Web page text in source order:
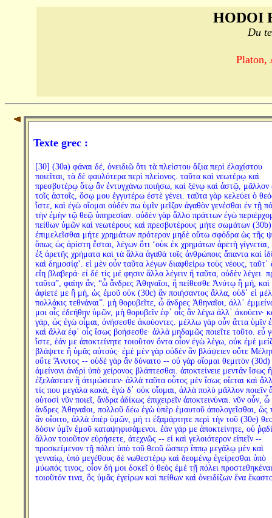
HODOI
Du
Platon,
Texte grec :
[30] (30a) φάναι δέ, ὀνειδιῶ ὅτι τὰ πλείστου ἄξια περὶ ἐλαχίστου
ποιεῖται, τὰ δὲ φαυλότερα περὶ πλείονος. ταῦτα καὶ νεωτέρῳ καὶ
πρεσβυτέρῳ ὅτῳ ἂν ἐντυγχάνω ποιήσω, καὶ ξένῳ καὶ ἀστῷ, μᾶλλον
τοῖς ἀστοῖς, ὅσῳ μου ἐγγυτέρω ἐστὲ γένει. ταῦτα γὰρ κελεύει ὁ
ἴστε, καὶ ἐγὼ οἴομαι οὐδέν πω ὑμῖν μεῖζον ἀγαθὸν γενέσθαι ἐν τῇ
τὴν ἐμὴν τῷ θεῷ ὑπηρεσίαν. οὐδὲν γὰρ ἄλλο πράττων ἐγὼ
πείθων ὑμῶν καὶ νεωτέρους καὶ πρεσβυτέρους μήτε σωμάτων (30b)
ἐπιμελεῖσθαι μήτε χρημάτων πρότερον μηδὲ οὕτω σφόδρα ὡς τῆς
ὅπως ὡς ἀρίστη ἔσται, λέγων ὅτι ‘οὐκ ἐκ χρημάτων ἀρετὴ γίγνεται,
ἐξ ἀρετῆς χρήματα καὶ τὰ ἄλλα ἀγαθὰ τοῖς ἀνθρώποις ἅπαντα καὶ
καὶ δημοσίᾳ’. εἰ μὲν οὖν ταῦτα λέγων διαφθείρω τοὺς νέους, ταῦτ᾽
εἴη βλαβερά· εἰ δέ τίς μέ φησιν ἄλλα λέγειν ἢ ταῦτα, οὐδὲν λέγει.
ταῦτα”, φαίην ἄν, “ὦ ἄνδρες Ἀθηναῖοι, ἢ πείθεσθε Ἀνύτῳ ἢ μή, καὶ
ἀφίετέ με ἢ μή, ὡς ἐμοῦ οὐκ (30c) ἂν ποιήσαντος ἄλλα, οὐδ᾽ εἰ
πολλάκις τεθνάναι”. μὴ θορυβεῖτε, ὦ ἄνδρες Ἀθηναῖοι, ἀλλ᾽
μοι οἷς ἐδεήθην ὑμῶν, μὴ θορυβεῖν ἐφ᾽ οἷς ἂν λέγω ἀλλ᾽ ἀκούειν·
γάρ, ὡς ἐγὼ οἶμαι, ὀνήσεσθε ἀκούοντες. μέλλω γὰρ οὖν ἄττα ὑμῖν
καὶ ἄλλα ἐφ᾽ οἷς ἴσως βοήσεσθε· ἀλλὰ μηδαμῶς ποιεῖτε τοῦτο. εὖ
ἴστε, ἐάν με ἀποκτείνητε τοιοῦτον ὄντα οἷον ἐγὼ λέγω, οὐκ ἐμὲ
βλάψετε ἢ ὑμᾶς αὐτούς· ἐμὲ μὲν γὰρ οὐδὲν ἂν βλάψειεν οὔτε
οὔτε Ἄνυτος -- οὐδὲ γὰρ ἂν δύναιτο -- οὐ γὰρ οἴομαι θεμιτὸν (30d)
ἀμείνονι ἀνδρὶ ὑπὸ χείρονος βλάπτεσθαι. ἀποκτείνειε μεντἂν ἴσως ἢ
ἐξελάσειεν ἢ ἀτιμώσειεν· ἀλλὰ ταῦτα οὗτος μὲν ἴσως οἴεται καὶ
τίς που μεγάλα κακά, ἐγὼ δ᾽ οὐκ οἴομαι, ἀλλὰ πολὺ μᾶλλον ποιεῖν
οὑτοσὶ νῦν ποιεῖ, ἄνδρα ἀδίκως ἐπιχειρεῖν ἀποκτεινύναι. νῦν οὖν, ὦ
ἄνδρες Ἀθηναῖοι, πολλοῦ δέω ἐγὼ ὑπὲρ ἐμαυτοῦ ἀπολογεῖσθαι, ὥς
ἂν οἴοιτο, ἀλλὰ ὑπὲρ ὑμῶν, μή τι ἐξαμάρτητε περὶ τὴν τοῦ (30e)
δόσιν ὑμῖν ἐμοῦ καταψηφισάμενοι. ἐὰν γάρ με ἀποκτείνητε, οὐ
ἄλλον τοιοῦτον εὑρήσετε, ἀτεχνῶς -- εἰ καὶ γελοιότερον εἰπεῖν --
προσκείμενον τῇ πόλει ὑπὸ τοῦ θεοῦ ὥσπερ ἵππῳ μεγάλῳ μὲν καὶ
γενναίῳ, ὑπὸ μεγέθους δὲ νωθεστέρῳ καὶ δεομένῳ ἐγείρεσθαι ὑπὸ
μύωπός τινος, οἷον δή μοι δοκεῖ ὁ θεὸς ἐμὲ τῇ πόλει προστεθηκέναι
τοιοῦτόν τινα, ὃς ὑμᾶς ἐγείρων καὶ πείθων καὶ ὀνειδίζων ἕνα